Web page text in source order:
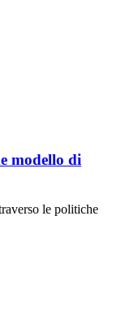
modello di
le politiche